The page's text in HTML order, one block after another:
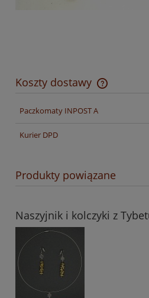
Koszty dostawy
Cena nie zawiera ewentualnych
Paczkomaty INPOST A
Kurier DPD
Produkty powiązane
Naszyjnik i kolczyki z